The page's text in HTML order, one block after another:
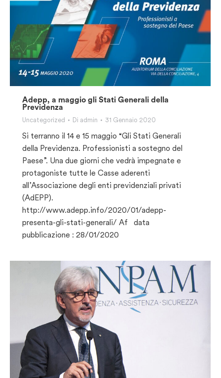
Adepp, a maggio gli Stati Generali della
Previdenza
Uncategorized Di admin 31 Gennaio 2020
Si terranno il 14 e 15 maggio “Gli Stati Generali
della Previdenza. Professionisti a sostegno del
Paese”. Una due giorni che vedrà impegnate e
protagoniste tutte le Casse aderenti
all’Associazione degli enti previdenziali privati
(AdEPP).
http://www.adepp.info/2020/01/adepp-
presenta-gli-stati-generali/ Af data
pubblicazione : 28/01/2020